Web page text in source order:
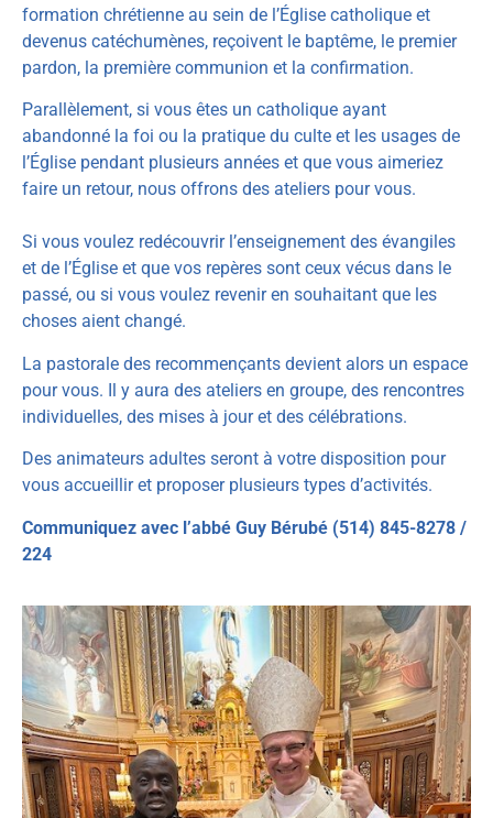
formation chrétienne au sein de l’Église catholique et
devenus catéchumènes, reçoivent le baptême, le premier
pardon, la première communion et la confirmation.
Parallèlement, si vous êtes un catholique ayant
abandonné la foi ou la pratique du culte et les usages de
l’Église pendant plusieurs années et que vous aimeriez
faire un retour, nous offrons des ateliers pour vous.
Si vous voulez redécouvrir l’enseignement des évangiles
et de l’Église et que vos repères sont ceux vécus dans le
passé, ou si vous voulez revenir en souhaitant que les
choses aient changé.
La pastorale des recommençants devient alors un espace
pour vous. Il y aura des ateliers en groupe, des rencontres
individuelles, des mises à jour et des célébrations.
Des animateurs adultes seront à votre disposition pour
vous accueillir et proposer plusieurs types d’activités.
Communiquez avec l’abbé Guy Bérubé (514) 845-8278 /
224